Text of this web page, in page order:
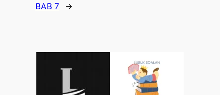
BAB 7
→